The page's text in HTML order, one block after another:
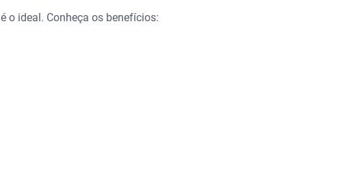
é o ideal. Conheça os benefícios: